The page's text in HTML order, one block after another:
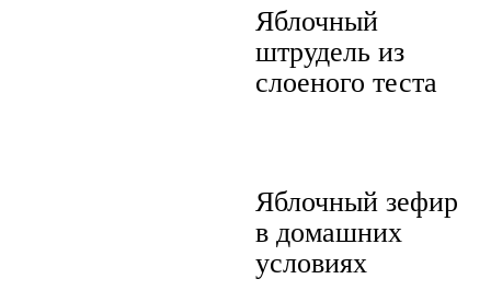
Яблочный
штрудель из
слоеного теста
Яблочный зефир
в домашних
условиях